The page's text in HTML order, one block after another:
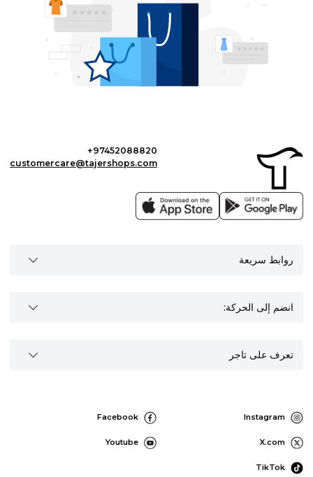
+97452088820
customercare@tajershops.com
روابط سريعة
انضم إلى الحركة:
تعرف على تاجر
Instagram
Facebook
X.com
Youtube
TikTok